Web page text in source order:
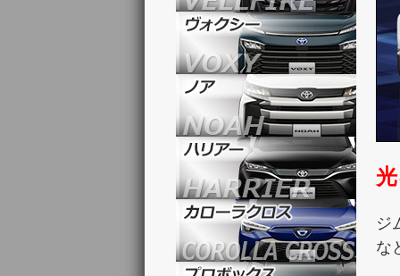
ジ
な